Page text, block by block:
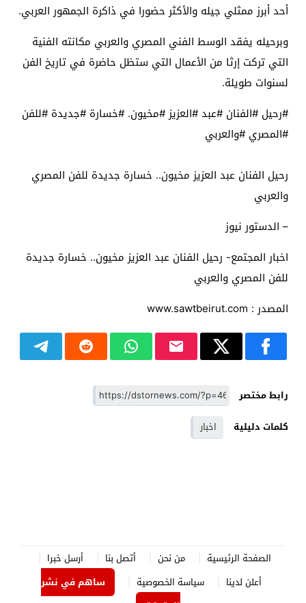
أحد أبرز ممثلي جيله والأكثر حضورا في ذاكرة الجمهور العربي.
وبرحيله يفقد الوسط الفني المصري والعربي مكانته الفنية
التي تركت إرثا من الأعمال التي ستظل حاضرة في تاريخ الفن
لسنوات طويلة.
#رحيل #الفنان #عبد #العزيز #مخيون. #خسارة #جديدة #للفن
#المصري #والعربي
رحيل الفنان عبد العزيز مخيون.. خسارة جديدة للفن المصري
والعربي
– الدستور نيوز
اخبار المجتمع- رحيل الفنان عبد العزيز مخيون.. خسارة جديدة
للفن المصري والعربي
المصدر : www.sawtbeirut.com
رابط مختصر
كلمات دليلية
اخبار
الصفحة الرئيسية من نحن أتصل بنا
أرسل خبرا
أعلن لدينا
سياسة الخصوصية
ساهم في نشر